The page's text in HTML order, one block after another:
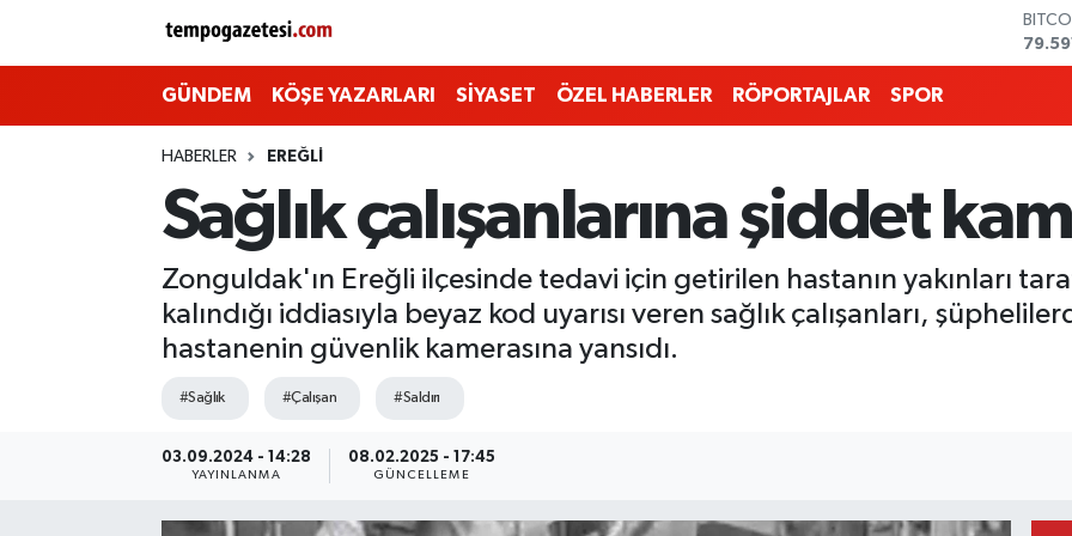
EURO
GÜNDEM KÖŞE YAZARLARI SİYASET ÖZEL HABERLER RÖPORTAJLAR SPOR
HABERLER EREĞLI
Sağlık çalışanlarına şiddet
Zonguldak'ın Ereğli ilçesinde tedavi için getirilen hastanın yakınları
kalındığı iddiasıyla beyaz kod uyarısı veren sağlık çalışanları,
hastanenin güvenlik kamerasına yansıdı.
#Sağlık #Çalışan #Saldırı
03.09.2024 - 14:28
YAYINLANMA
08.02.2025 - 17:45
GÜNCELLEME
Gökçebey
Zonguldak Nöbetçi Eczaneler
Zonguldak Hava Durumu
Zonguldak Namaz Vakitleri
Zonguldak Trafik Yoğunluk Haritası
Süper Lig Puan Durumu ve Fikstür
Tüm Manşetler
Son Dakika Haberleri
Haber Arşivi